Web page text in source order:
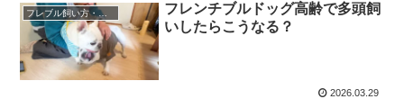
フレブル飼い方・しつけ
フレンチブルドッグ高齢で多頭飼
いしたらこうなる？
2026.03.29